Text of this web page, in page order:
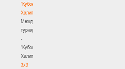
"Кубок
Халипского"
Международный
турнир
-
"Кубок
Халипского"
3x3